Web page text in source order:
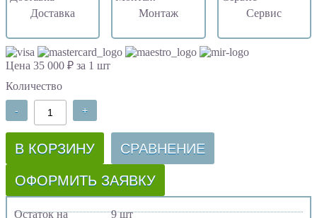
Доставка Монтаж Сервис
Цена 35 000 ₽ за 1 шт
Количество
- +
В КОРЗИНУ СРАВНЕНИЕ
ОФОРМИТЬ ЗАЯВКУ
Остаток на
9 шт